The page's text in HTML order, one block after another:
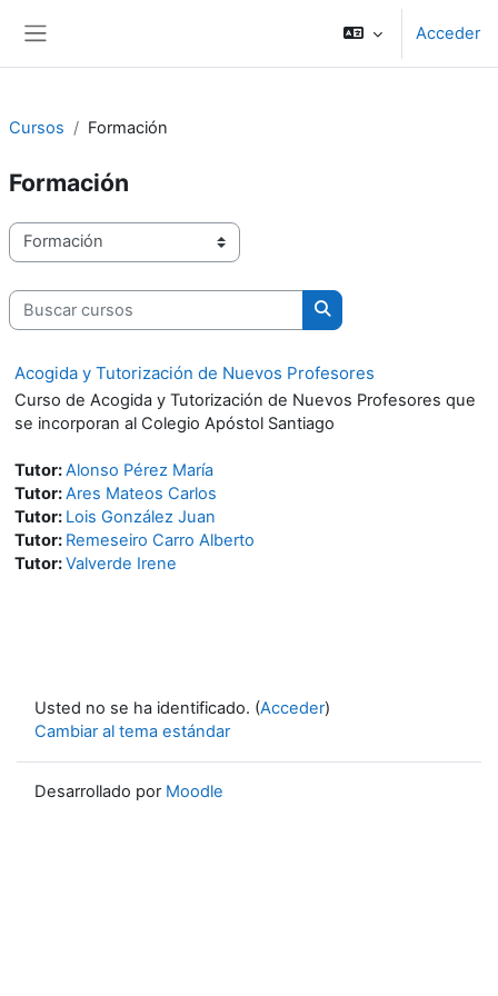
Acceder
Cursos Formación
Formación
Categorías
Buscar cursos
Buscar cursos
Acogida y Tutorización de Nuevos Profesores
Curso de Acogida y Tutorización de Nuevos Profesores que
se incorporan al Colegio Apóstol Santiago
Tutor:Alonso Pérez María
Tutor:Ares Mateos Carlos
Tutor: Lois González Juan
Tutor: Remeseiro Carro Alberto
Tutor:Valverde Irene
Usted no se ha identificado. (Acceder)
Cambiar al tema estándar
Desarrollado por Moodle